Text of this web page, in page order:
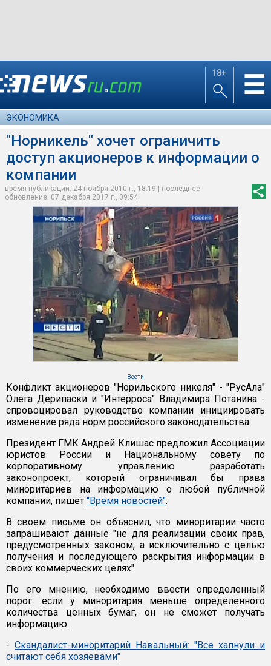
18+ ☰
ЭКОНОМИКА
"Норникель" хочет ограничить
доступ акционеров к информации о
компании
время публикации: 24 ноября 2010 г., 18:19 | последнее
обновление: 07 декабря 2017 г., 09:54
Вести
Конфликт акционеров "Норильского никеля" - "РусАла"
Олега Дерипаски и "Интерроса" Владимира Потанина -
спровоцировал руководство компании инициировать
изменение ряда норм российского законодательства.
Президент ГМК Андрей Клишас предложил Ассоциации
юристов России и Национальному совету по
корпоративному управлению разработать
законопроект, который ограничивал бы права
миноритариев на информацию о любой публичной
компании, пишет "Время новостей".
В своем письме он объяснил, что миноритарии часто
запрашивают данные "не для реализации своих прав,
предусмотренных законом, а исключительно с целью
получения и последующего раскрытия информации в
своих коммерческих целях".
По его мнению, необходимо ввести определенный
порог: если у миноритария меньше определенного
количества ценных бумаг, он не сможет получать
информацию.
- Скандалист-миноритарий Навальный: "Все хапнули и
считают себя хозяевами"